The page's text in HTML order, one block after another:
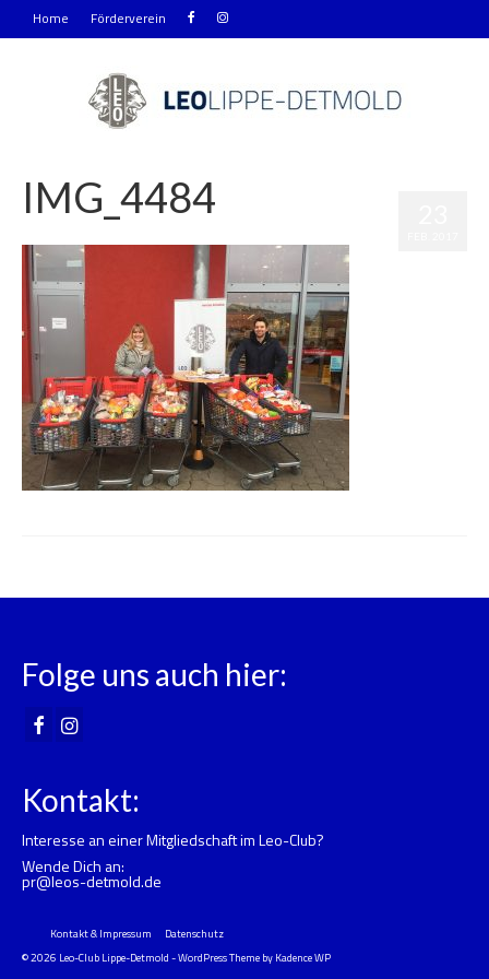
Home Förderverein
IMG_4484
Folge uns auch hier:
Kontakt:
Interesse an einer Mitgliedschaft im Leo-Club?
Wende Dich an:
pr@leos-detmold.de
Kontakt & Impressum
Datenschutz
© 2026 Leo-Club Lippe-Detmold - WordPress Theme by Kadence WP